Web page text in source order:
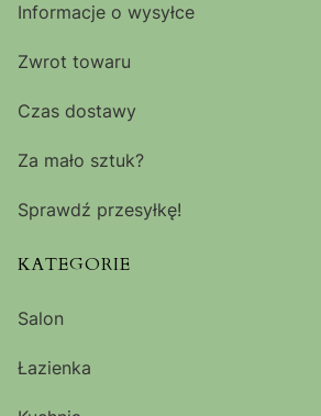
Informacje o wysyłce
Zwrot towaru
Czas dostawy
Za mało sztuk?
Sprawdź przesyłkę!
KATEGORIE
Salon
Łazienka